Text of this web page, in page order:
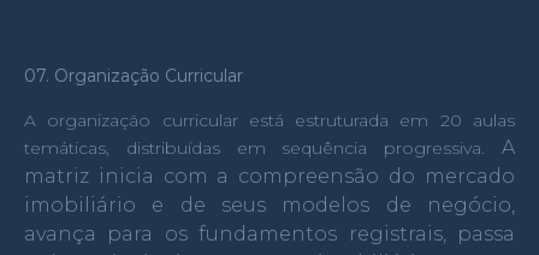
07. Organização Curricular
A organização curricular está estruturada em 20 aulas
temáticas, distribuídas em sequência progressiva. A
matriz inicia com a compreensão do mercado
imobiliário e de seus modelos de negócio,
avança para os fundamentos registrais, passa